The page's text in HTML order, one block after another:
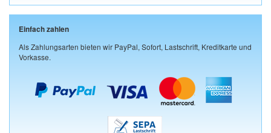
Einfach zahlen
Als Zahlungsarten bieten wir PayPal, Sofort, Lastschrift, Kreditkarte und
Vorkasse.